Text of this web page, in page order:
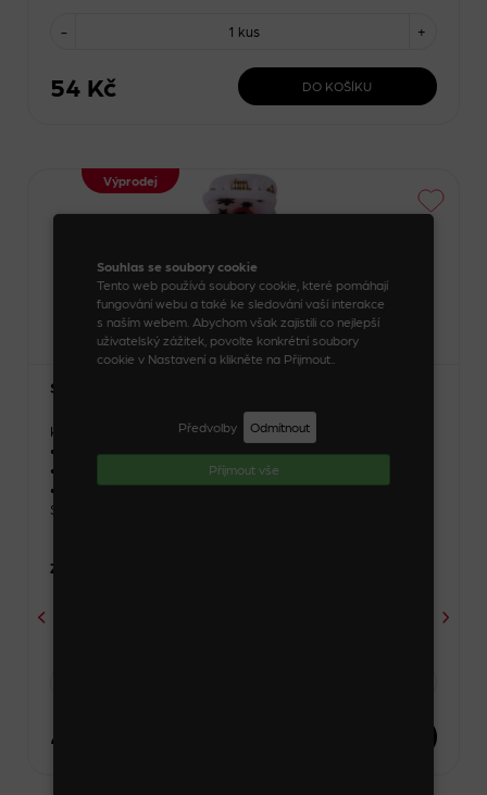
Souhlas se soubory cookie
Tento web používá soubory cookie, které pomáhají
fungování webu a také ke sledování vaší interakce
s naším webem. Abychom však zajistili co nejlepší
uživatelský zážitek, povolte konkrétní soubory
cookie v Nastavení a klikněte na Přijmout..
Předvolby Odmítnout
Příjmout vše
- +
1 kus
54 Kč DO KOŠÍKU
Výprodej
Sada 4 ks skřipečků
Kód zboží: 24331_3_1
• Materiál: umělá hmota
• Šířka: 1,5 cm
• Výška: 1,5 cm
Skladem
Zvolte variantu
44 Kč